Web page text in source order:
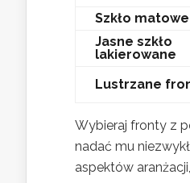
Szkło matowe
Jasne szkło
lakierowane
Lustrzane
Wybieraj fronty z
nadać mu
aspektów